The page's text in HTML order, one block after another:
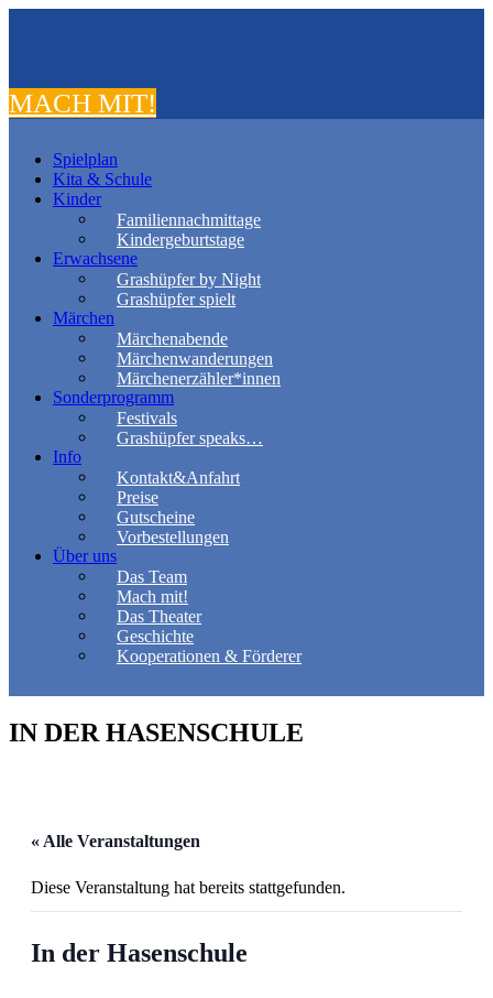
MACH MIT!
Spielplan
Kita & Schule
Kinder
Familiennachmittage
Kindergeburtstage
Erwachsene
Grashüpfer by Night
Grashüpfer spielt
Märchen
Märchenabende
Märchenwanderungen
Märchenerzähler*innen
Sonderprogramm
Festivals
Grashüpfer speaks…
Info
Kontakt&Anfahrt
Preise
Gutscheine
Vorbestellungen
Über uns
Das Team
Mach mit!
Das Theater
Geschichte
Kooperationen & Förderer
IN DER HASENSCHULE
« Alle Veranstaltungen
Diese Veranstaltung hat bereits stattgefunden.
In der Hasenschule